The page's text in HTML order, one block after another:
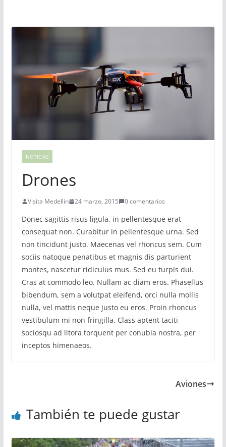
NOTICIAS
Drones
Visita Medellin 24 marzo, 2015 0 comentarios
Donec sagittis risus ligula, in pellentesque erat
consequat non. Curabitur in pellentesque urna. Sed
non tincidunt justo. Maecenas vel rhoncus sem. Cum
sociis natoque penatibus et magnis dis parturient
montes, nascetur ridiculus mus. Sed eu turpis dui.
Cras at commodo leo. Nullam ac diam eros. Phasellus
bibendum, sem a volutpat eleifend, orci nulla mollis
nulla, vel mattis neque justo eu eros. Proin rhoncus
vestibulum mi non fringilla. Class aptent taciti
sociosqu ad litora torquent per conubia nostra, per
inceptos himenaeos.
Aviones
También te puede gustar